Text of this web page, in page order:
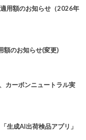
用額のお知らせ（2026年
のお知らせ(変更)
カーボンニュートラル実
生成AI出荷検品アプリ」